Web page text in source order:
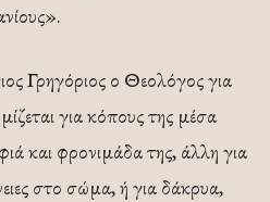
Γρηγόριος ο Θεολόγος για
για κόπους της μέσα
και φρονιμάδα της, άλλη για
στο σώμα, ή για δάκρυα,